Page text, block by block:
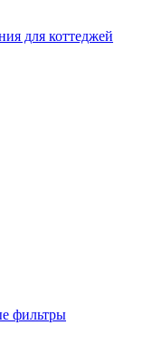
для коттеджей
фильтры